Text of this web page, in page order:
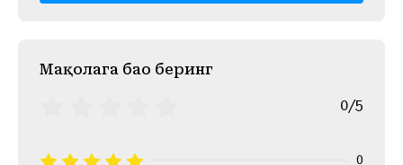
Mақолага баҳо беринг
0/5
0